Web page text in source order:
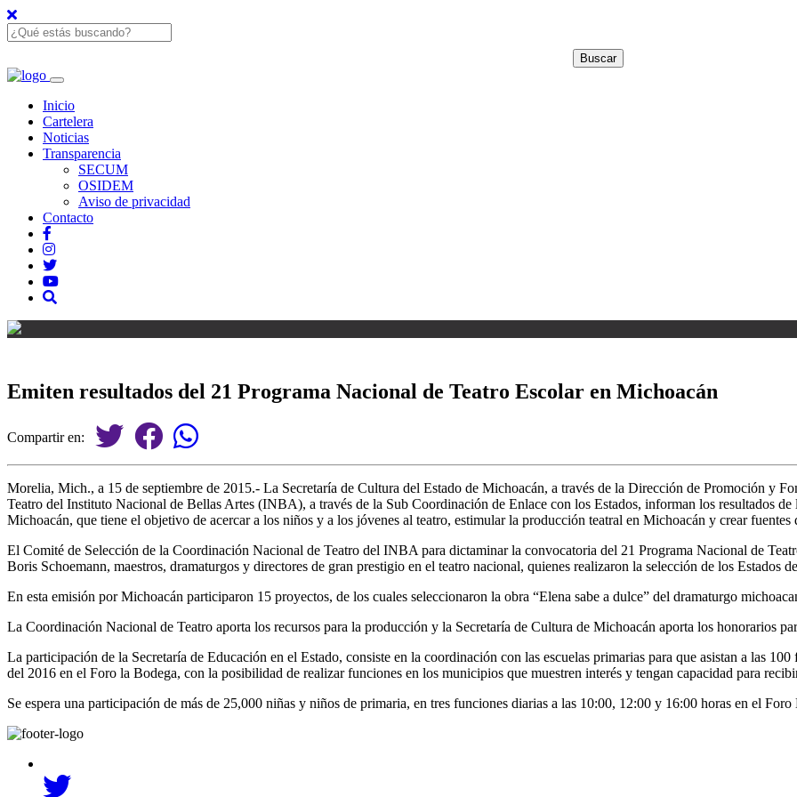
Inicio
Cartelera
Noticias
Transparencia
SECUM
OSIDEM
Aviso de privacidad
Contacto
Emiten resultados del 21 Programa Nacional de Teatro Escolar en Michoacán
Compartir en:
Morelia, Mich., a 15 de septiembre de 2015.- La Secretaría de Cultura del Estado de Michoacán, a través de la Dirección de Promoción y
Teatro del Instituto Nacional de Bellas Artes (INBA), a través de la Sub Coordinación de Enlace con los Estados, informan los resultados
Michoacán, que tiene el objetivo de acercar a los niños y a los jóvenes al teatro, estimular la producción teatral en Michoacán y crear fuentes
El Comité de Selección de la Coordinación Nacional de Teatro del INBA para dictaminar la convocatoria del 21 Programa Nacional de
Boris Schoemann, maestros, dramaturgos y directores de gran prestigio en el teatro nacional, quienes realizaron la selección de los Estados
En esta emisión por Michoacán participaron 15 proyectos, de los cuales seleccionaron la obra “Elena sabe a dulce” del dramaturgo
La Coordinación Nacional de Teatro aporta los recursos para la producción y la Secretaría de Cultura de Michoacán aporta los honorarios
La participación de la Secretaría de Educación en el Estado, consiste en la coordinación con las escuelas primarias para que asistan a las
del 2016 en el Foro la Bodega, con la posibilidad de realizar funciones en los municipios que muestren interés y tengan capacidad para
Se espera una participación de más de 25,000 niñas y niños de primaria, en tres funciones diarias a las 10:00, 12:00 y 16:00 horas en el Foro